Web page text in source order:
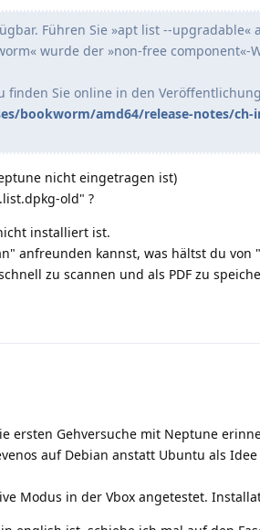
Führen Sie »apt list --upgradable«
wurde der »non-free component«-
finden Sie online in den
bookworm/amd64/release-notes/
nicht eingetragen ist)
old" ?
installiert ist.
anfreunden kannst, was hältst du von
zu scannen und als PDF zu
ersten Gehversuche mit Neptune
auf Debian anstatt Ubuntu als
Modus in der Vbox angetestet.